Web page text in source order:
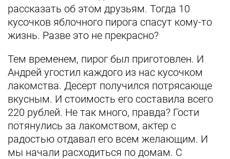
рассказать об этом друзьям. Тогда 10
кусочков яблочного пирога спасут кому-то
жизнь. Разве это не прекрасно?
Тем временем, пирог был приготовлен. И
Андрей угостил каждого из нас кусочком
лакомства. Десерт получился потрясающе
вкусным. И стоимость его составила всего
220 рублей. Не так много, правда? Гости
потянулись за лакомством, актер с
радостью отдавал его всем желающим. И
мы начали расходиться по домам. С